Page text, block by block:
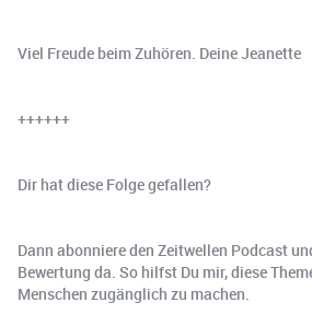
Viel Freude beim Zuhören. Deine Jeanette
++++++
Dir hat diese Folge gefallen?
Dann abonniere den Zeitwellen Podcast
Bewertung da. So hilfst Du mir, diese
Menschen zugänglich zu machen.